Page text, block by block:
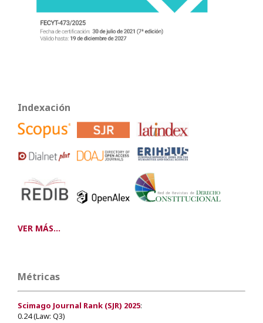
Indexación
VER MÁS...
Métricas
Scimago Journal Rank (SJR) 2025:
0.24 (Law: Q3)